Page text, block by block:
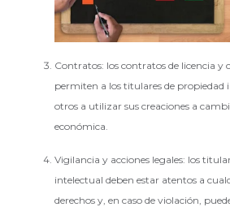
Contratos: los contratos de licencia y
permiten a los titulares de
otros a utilizar sus creaciones a
económica.
Vigilancia y acciones legales: los
intelectual deben estar atentos a
derechos y, en caso de violación,